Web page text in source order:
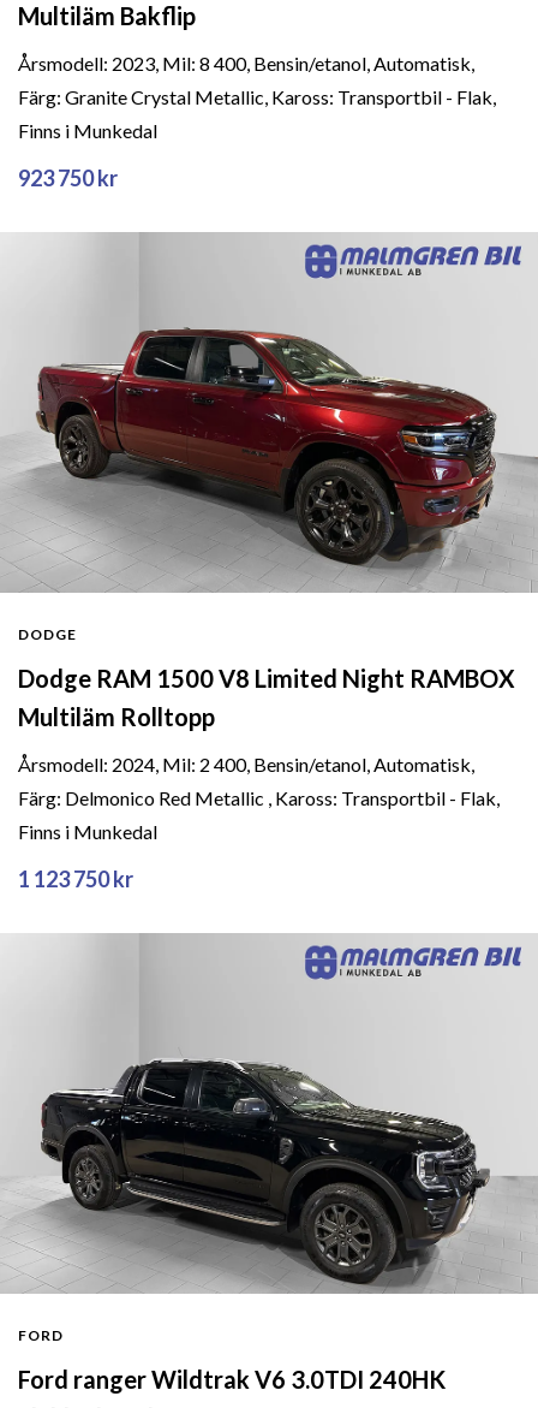
Multiläm Bakflip
Årsmodell: 2023, Mil: 8 400, Bensin/etanol, Automatisk,
Färg: Granite Crystal Metallic, Kaross: Transportbil - Flak,
Finns i Munkedal
923 750 kr
DODGE
Dodge RAM 1500 V8 Limited Night RAMBOX
Multiläm Rolltopp
Årsmodell: 2024, Mil: 2 400, Bensin/etanol, Automatisk,
Färg: Delmonico Red Metallic , Kaross: Transportbil - Flak,
Finns i Munkedal
1 123 750 kr
FORD
Ford ranger Wildtrak V6 3.0TDI 240HK